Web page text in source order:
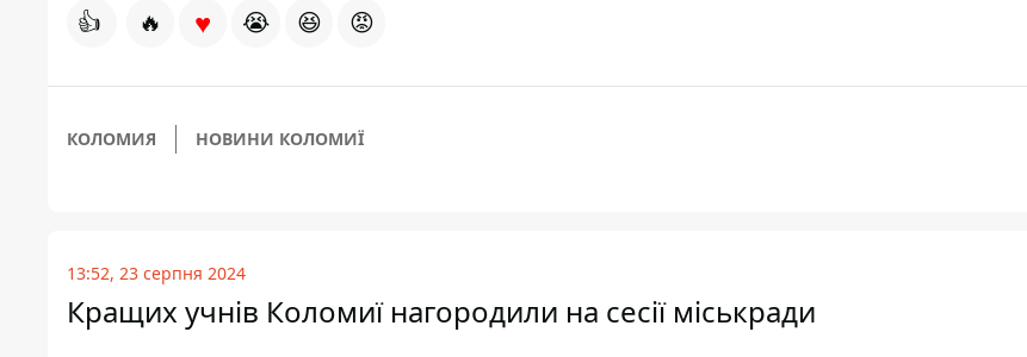
👍 🔥 ♥ 😭 😆 😡
КОЛОМИЯ НОВИНИ КОЛОМИЇ
13:52, 23 серпня 2024
Кращих учнів Коломиї нагородили на сесії міськради